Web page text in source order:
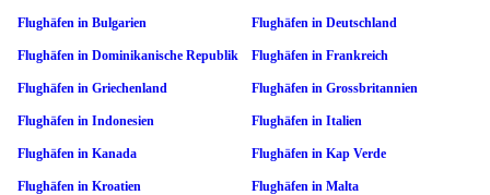
Flughäfen in Bulgarien Flughäfen in Deutschland
Flughäfen in Dominikanische Republik Flughäfen in Frankreich
Flughäfen in Griechenland Flughäfen in Grossbritannien
Flughäfen in Indonesien Flughäfen in Italien
Flughäfen in Kanada Flughäfen in Kap Verde
Flughäfen in Kroatien Flughäfen in Malta